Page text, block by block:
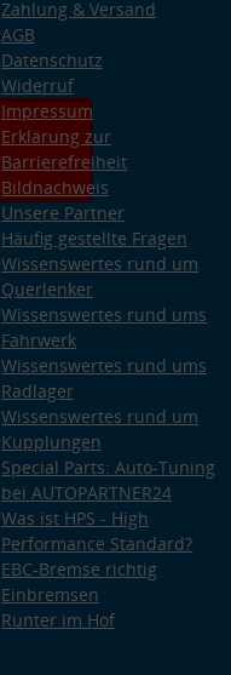
Zahlung & Versand
AGB
Datenschutz
Widerruf
Impressum
Erklärung zur
Barrierefreiheit
Bildnachweis
Unsere Partner
Häufig gestellte Fragen
Wissenswertes rund um
Querlenker
Wissenswertes rund ums
Fahrwerk
Wissenswertes rund ums
Radlager
Wissenswertes rund um
Kupplungen
Special Parts: Auto-Tuning
bei AUTOPARTNER24
Was ist HPS - High
Performance Standard?
EBC-Bremse richtig
Einbremsen
Runter im Hof